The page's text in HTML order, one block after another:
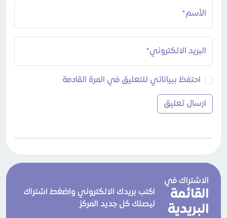
الأسم*
البريد الالكتروني*
احتفظ ببياناتي للتعليق في المرة القادمة
الاشتراك في
القائمة
البريدية
اكتب بريدك الالكتروني واضغط اشتراك
ليصلك كل جديد المركز